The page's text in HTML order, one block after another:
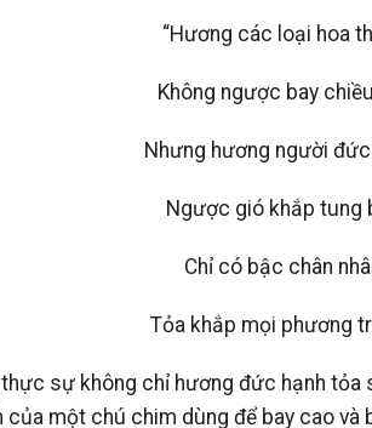
“Hương các loại hoa
Không ngược bay
Nhưng hương người đức
Ngược gió khắp tung
Chỉ có bậc chân
Tỏa khắp mọi phương
sự không chỉ hương đức hạnh tỏa
của một chú chim dùng để bay cao và